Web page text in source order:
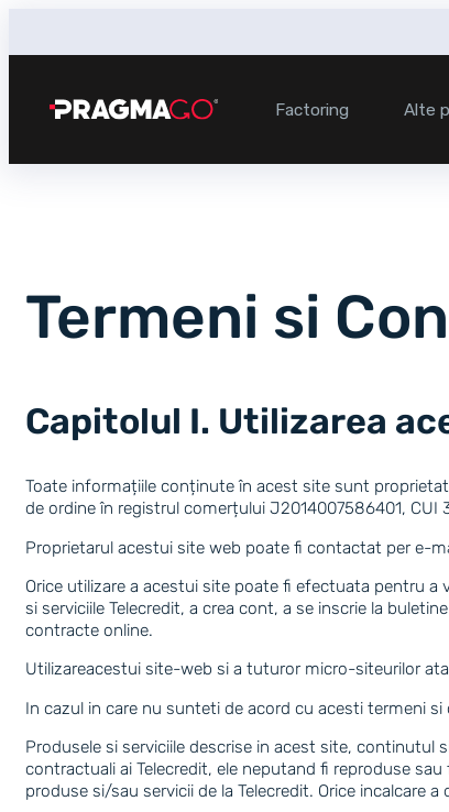
Factoring Alte
Termeni si
Capitolul I. Utilizarea
Toate informațiile conținute în acest site sunt
de ordine în registrul comerțului J2014007586401, CUI
Proprietarul acestui site web poate fi contactat per e-
Orice utilizare a acestui site poate fi efectuata pentru a
si serviciile Telecredit, a crea cont, a se inscrie la
contracte online.
Utilizareacestui site-web si a tuturor micro-siteurilor
In cazul in care nu sunteti de acord cu acesti termeni
Produsele si serviciile descrise in acest site, continutul
contractuali ai Telecredit, ele neputand fi reproduse
produse si/sau servicii de la Telecredit. Orice incalcare